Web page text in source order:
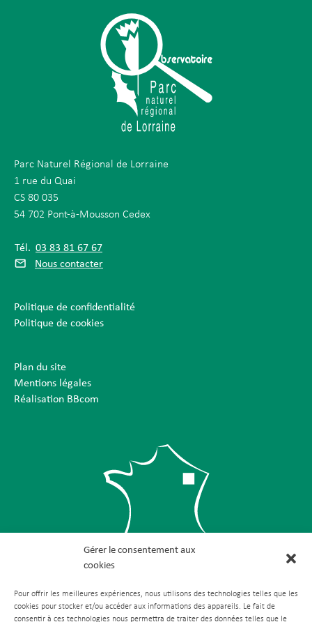
Gérer le consentement aux
cookies
Pour offrir les meilleures expériences, nous utilisons des technologies telles que les
cookies pour stocker et/ou accéder aux informations des appareils. Le fait de
consentir à ces technologies nous permettra de traiter des données telles que le
Parc Naturel Régional de Lorraine
1 rue du Quai
CS 80 035
54 702 Pont-à-Mousson Cedex
Tél. 03 83 81 67 67
Nous contacter
Politique de confidentialité
Politique de cookies
Plan du site
Mentions légales
Réalisation BBcom